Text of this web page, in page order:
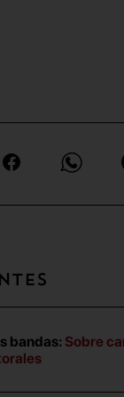
bandas: Sobre